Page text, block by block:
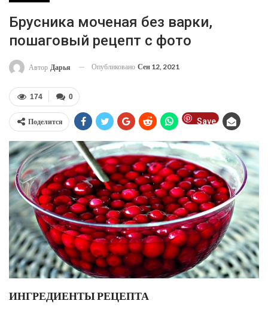
Брусника моченая без варки,
пошаговый рецепт с фото
Автор Дарья Опубликовано Сен 12, 2021
0
174
Поделится Save
ИНГРЕДИЕНТЫ РЕЦЕПТА